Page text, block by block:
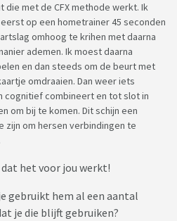
met de CFX methode werkt. Ik
op een hometrainer 45 seconden
omhoog te krihen met daarna
ademen. Ik moest daarna
en dan steeds om de beurt met
omdraaien. Dan weer iets
cognitief combineert en tot slot in
om bij te komen. Dit schijn een
zijn om hersen verbindingen te
het voor jou werkt!
gebruikt hem al een aantal
je die blijft gebruiken?